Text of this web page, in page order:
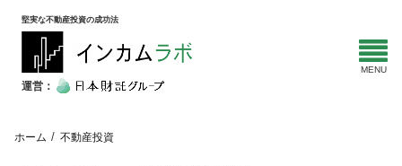
堅実な不動産投資の成功法
運営：
ホーム 不動産投資